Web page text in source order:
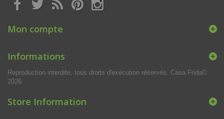
Mon compte
Informations
Reproduction interdite, tous droits d'exécution réservés. Casa Frida©
2026
Store Information